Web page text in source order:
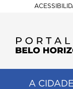
A CIDADE